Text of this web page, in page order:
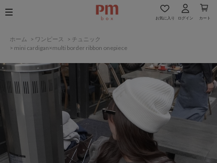
お気に入り ログイン カート
ホーム > ワンピース > チュニック
> mini cardigan×multi border ribbon onepiece